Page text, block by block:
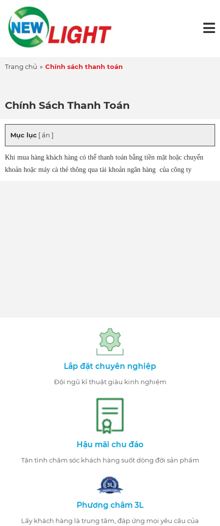
Trang chủ » Chính sách thanh toán
Chính Sách Thanh Toán
Mục lục [ ẩn ]
Khi mua hàng khách hàng có thể thanh toán bằng tiền mặt hoặc chuyển
khoản hoặc máy cà thẻ thông qua tài khoản ngân hàng của công ty
Lắp đặt chuyên nghiệp
Đội ngũ kĩ thuật giàu kinh nghiệm
Hậu mãi chu đáo
Tận tình chăm sóc khách hàng suốt dòng đời sản phẩm
Phương châm 3L
Lấy khách hàng là trung tâm, đáp ứng mọi yêu cầu của